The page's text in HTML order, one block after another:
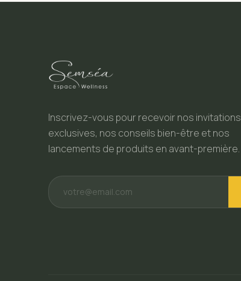
Inscrivez-vous pour recevoir nos invitations
exclusives, nos conseils bien-être et nos
lancements de produits en avant-première.